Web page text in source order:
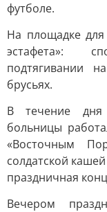
футболе.
На площадке
эстафета»:
подтягивании
брусьях.
В течение
больницы
«Восточным
солдатской
праздничная
Вечером